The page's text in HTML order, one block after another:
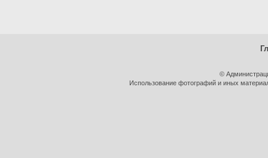
©
Использование фотографий и иных